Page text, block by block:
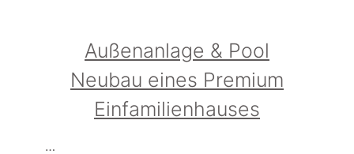
Außenanlage & Pool
Neubau eines Premium
Einfamilienhauses
…